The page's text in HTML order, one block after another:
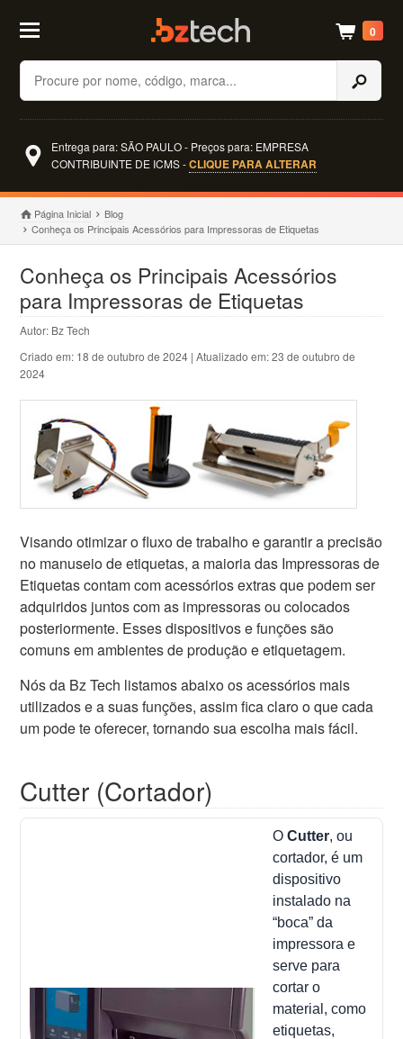
Buscar
0
Entrega para: SÃO PAULO - Preços para: EMPRESA
CONTRIBUINTE DE ICMS -CLIQUE PARA ALTERAR
Página Inicial
Blog
Conheça os Principais Acessórios para Impressoras de Etiquetas
Conheça os Principais Acessórios
para Impressoras de Etiquetas
Autor: Bz Tech
Criado em: 18 de outubro de 2024 | Atualizado em:23 de outubro de
2024
Visando otimizar o fluxo de trabalho e garantir a precisão
no manuseio de etiquetas, a maioria das Impressoras de
Etiquetas contam com acessórios extras que podem ser
adquiridos juntos com as impressoras ou colocados
posteriormente. Esses dispositivos e funções são
comuns em ambientes de produção e etiquetagem.
Nós da Bz Tech listamos abaixo os acessórios mais
utilizados e a suas funções, assim fica claro o que cada
um pode te oferecer, tornando sua escolha mais fácil.
Cutter (Cortador)
OCutter, ou
cortador, é um
dispositivo
instalado na
“boca” da
impressora e
serve para
cortar o
material, como
etiquetas,